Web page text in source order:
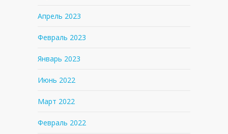
Апрель 2023
Февраль 2023
Январь 2023
Июнь 2022
Март 2022
Февраль 2022